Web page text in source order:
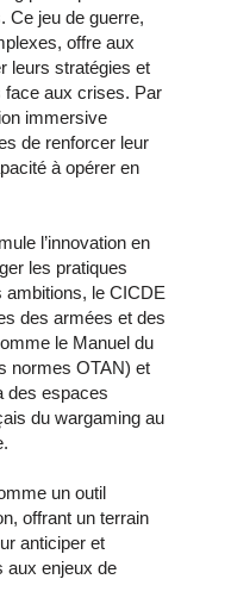
Ce jeu de guerre,
offre aux
leurs stratégies et
face aux crises. Par
immersive
de renforcer leur
à opérer en
l’innovation en
les pratiques
ambitions, le CICDE
des armées et des
le Manuel du
normes OTAN) et
des espaces
du wargaming au
un outil
offrant un terrain
anticiper et
aux enjeux de